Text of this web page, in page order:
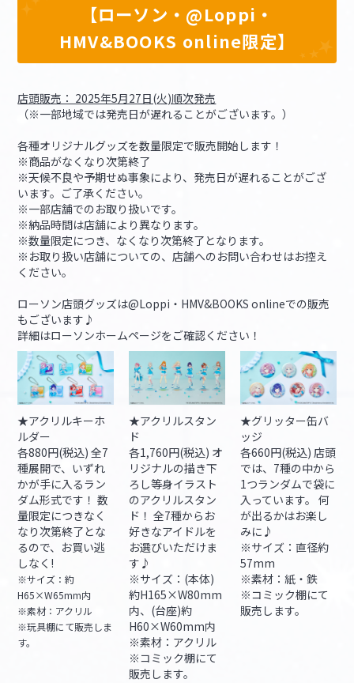
【ローソン・@Loppi・
HMV&BOOKS online限定】
店頭販売： 2025年5月27日(火)順次発売
（※一部地域では発売日が遅れることがございます。）
各種オリジナルグッズを数量限定で販売開始します！
※商品がなくなり次第終了
※天候不良や予期せぬ事象により、発売日が遅れることがござ
います。ご了承ください。
※一部店舗でのお取り扱いです。
※納品時間は店舗により異なります。
※数量限定につき、なくなり次第終了となります。
※お取り扱い店舗についての、店舗へのお問い合わせはお控え
ください。
ローソン店頭グッズは@Loppi・HMV&BOOKS onlineでの販売
もございます♪
詳細はローソンホームページをご確認ください！
★アクリルキーホ
ルダー
各880円(税込) 全7
種展開で、いずれ
かが手に入るラン
ダム形式です！ 数
量限定につきなく
なり次第終了とな
るので、お買い逃
しなく!
※サイズ：約
H65×W65mm内
※素材：アクリル
※玩具棚にて販売しま
す。
★アクリルスタン
ド
各1,760円(税込) オ
リジナルの描き下
ろし等身イラスト
のアクリルスタン
ド！ 全7種からお
好きなアイドルを
お選びいただけま
す♪
※サイズ：(本体)
約H165×W80mm
内、(台座)約
H60×W60mm内
※素材：アクリル
※コミック棚にて
販売します。
★グリッター缶バ
ッジ
各660円(税込) 店頭
では、7種の中から
1つランダムで袋に
入っています。 何
が出るかはお楽し
みに♪
※サイズ：直径約
57mm
※素材：紙・鉄
※コミック棚にて
販売します。